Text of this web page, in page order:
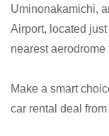
Uminonakamichi,
Airport, located
nearest
Make a smart
car rental deal